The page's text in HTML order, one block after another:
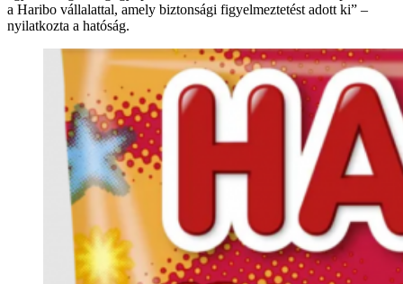
a Haribo vállalattal, amely biztonsági figyelmeztetést adott ki” –
nyilatkozta a hatóság.